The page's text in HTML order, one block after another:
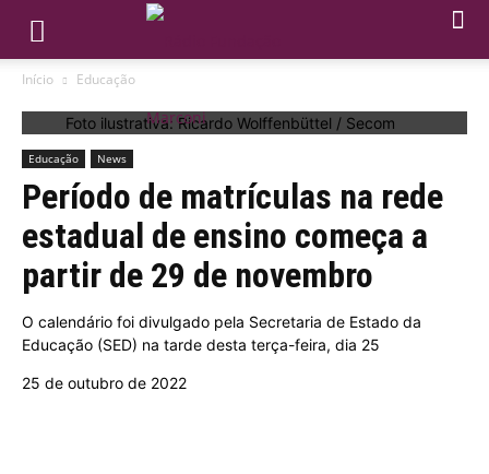
Início Educação
Foto ilustrativa: Ricardo Wolffenbüttel / Secom
Educação News
Período de matrículas na rede
estadual de ensino começa a
partir de 29 de novembro
O calendário foi divulgado pela Secretaria de Estado da
Educação (SED) na tarde desta terça-feira, dia 25
25 de outubro de 2022